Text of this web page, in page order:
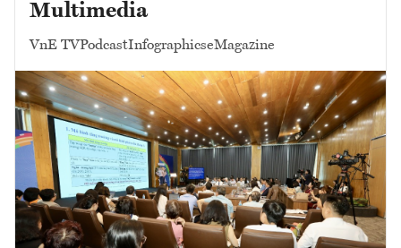
Multimedia
VnE TVPodcastInfographicseMagazine